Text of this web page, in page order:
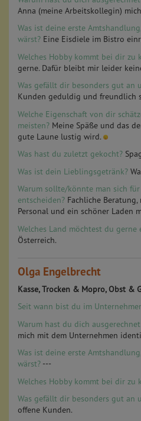
Anna (meine Arbeitskollegin)
Was ist deine erste
wärst? Eine Eisdiele im Bistro
Welches Hobby kommt bei dir zu
gerne. Dafür bleibt mir leider
Was gefällt dir besonders gut an
Kunden geduldig und freundlich
Welche Eigenschaft von dir
meisten? Meine Späße und das
gute Laune lustig wird.
Was hast du zuletzt gekocht?
Was ist dein Lieblingsgetränk?
Warum sollte/könnte man sich
entscheiden? Fachliche
Personal und ein schöner Laden
Welches Land möchtest du gerne
Österreich.
Olga Engelbrecht
Kasse, Trocken & Mopro, Obst &
Seit wann bist du im
Warum hast du dich
mich mit dem Unternehmen
Was ist deine erste
wärst? ---
Welches Hobby kommt bei dir zu
Was gefällt dir besonders gut an
offene Kunden.